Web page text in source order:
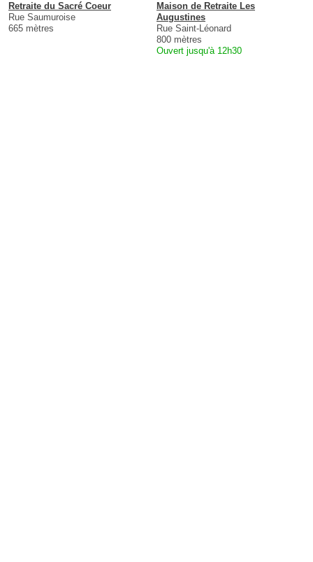
Retraite du Sacré Coeur
Rue Saumuroise
665 mètres
Maison de Retraite Les
Augustines
Rue Saint-Léonard
800 mètres
Ouvert jusqu'à 12h30